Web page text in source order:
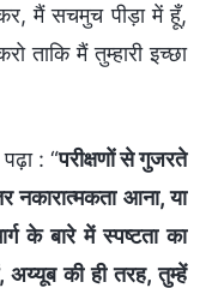
मैं सचमुच पीड़ा में हूँ,
मैं तुम्हारी इच्छा
: “परीक्षणों से गुजरते
नकारात्मकता आना, या
के बारे में स्पष्टता का
अय्यूब की ही तरह, तुम्हें